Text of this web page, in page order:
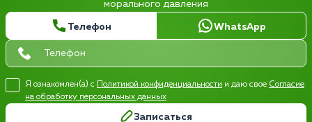
морального давления
Телефон WhatsApp
Я ознакомлен(а) с Политикой конфиденциальности и даю свое Согласие
на обработку персональных данных
Записаться